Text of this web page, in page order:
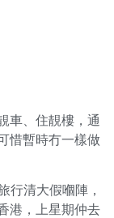
車、住靚樓，通
惜暫時冇一樣做
行清大假嗰陣，
港，上星期仲去